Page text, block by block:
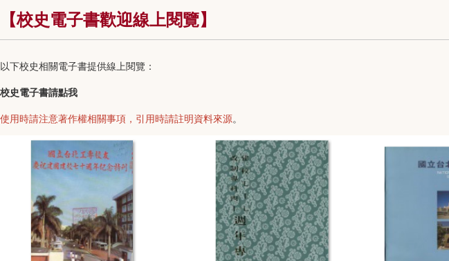
【校史電子書歡迎線上閱覽】
以下校史相關電子書提供線上閱覽：
校史電子書請點我
使用時請注意著作權相關事項，引用時請註明資料來源。